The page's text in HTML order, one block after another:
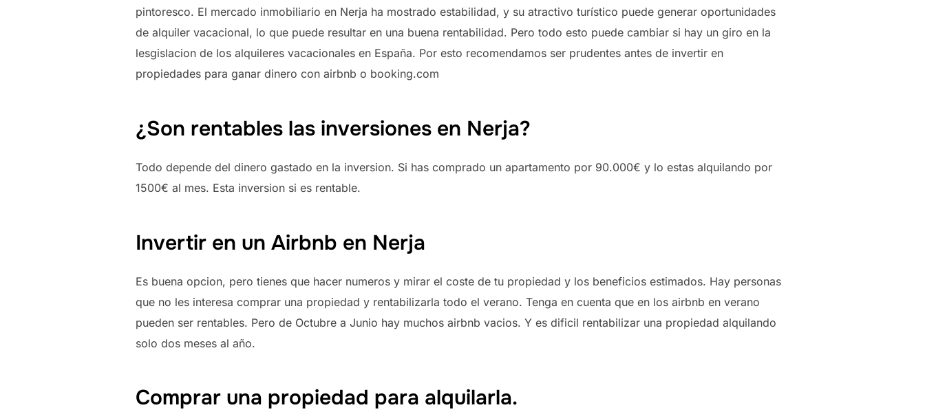
pintoresco. El mercado inmobiliario en Nerja ha mostrado estabilidad, y su atractivo turístico puede generar oportunidades
de alquiler vacacional, lo que puede resultar en una buena rentabilidad. Pero todo esto puede cambiar si hay un giro en la
lesgislacion de los alquileres vacacionales en España. Por esto recomendamos ser prudentes antes de invertir en
propiedades para ganar dinero con airbnb o booking.com
¿Son rentables las inversiones en Nerja?
Todo depende del dinero gastado en la inversion. Si has comprado un apartamento por 90.000€ y lo estas alquilando por
1500€ al mes. Esta inversion si es rentable.
Invertir en un Airbnb en Nerja
Es buena opcion, pero tienes que hacer numeros y mirar el coste de tu propiedad y los beneficios estimados. Hay personas
que no les interesa comprar una propiedad y rentabilizarla todo el verano. Tenga en cuenta que en los airbnb en verano
pueden ser rentables. Pero de Octubre a Junio hay muchos airbnb vacios. Y es dificil rentabilizar una propiedad alquilando
solo dos meses al año.
Comprar una propiedad para alquilarla.